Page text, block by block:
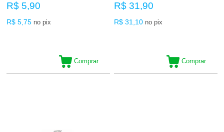
R$ 5,90
R$ 5,75 no pix
Comprar
R$ 31,90
R$ 31,10 no pix
Comprar